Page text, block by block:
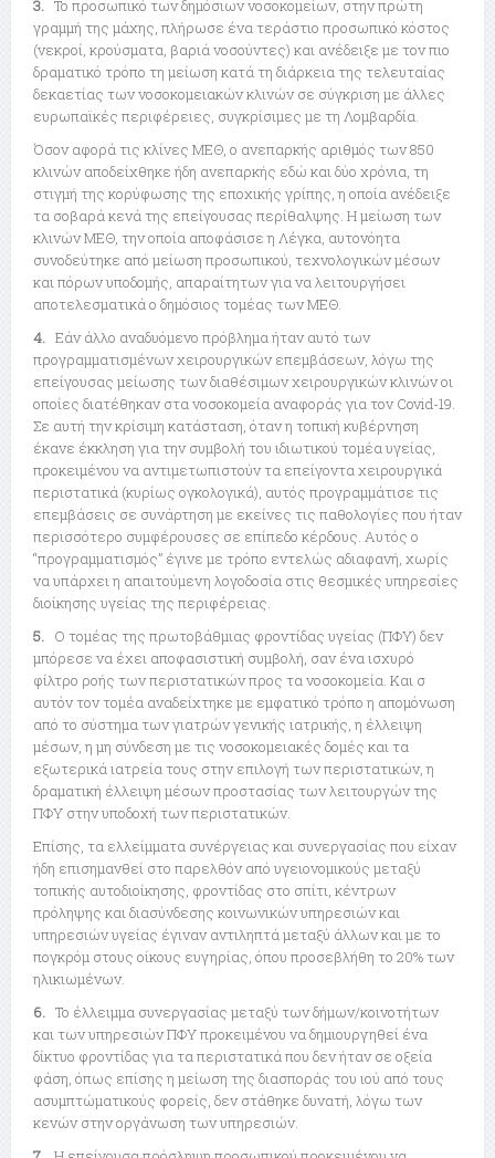
3. Το προσωπικό των δημόσιων νοσοκομείων, στην πρώτη
γραμμή της μάχης, πλήρωσε ένα τεράστιο προσωπικό κόστος
(νεκροί, κρούσματα, βαριά νοσούντες) και ανέδειξε με τον πιο
δραματικό τρόπο τη μείωση κατά τη διάρκεια της τελευταίας
δεκαετίας των νοσοκομειακών κλινών σε σύγκριση με άλλες
ευρωπαϊκές περιφέρειες, συγκρίσιμες με τη Λομβαρδία.
Όσον αφορά τις κλίνες ΜΕΘ, ο ανεπαρκής αριθμός των 850
κλινών αποδείχθηκε ήδη ανεπαρκής εδώ και δύο χρόνια, τη
στιγμή της κορύφωσης της εποχικής γρίπης, η οποία ανέδειξε
τα σοβαρά κενά της επείγουσας περίθαλψης. Η μείωση των
κλινών ΜΕΘ, την οποία αποφάσισε η Λέγκα, αυτονόητα
συνοδεύτηκε από μείωση προσωπικού, τεχνολογικών μέσων
και πόρων υποδομής, απαραίτητων για να λειτουργήσει
αποτελεσματικά ο δημόσιος τομέας των ΜΕΘ.
4. Εάν άλλο αναδυόμενο πρόβλημα ήταν αυτό των
προγραμματισμένων χειρουργικών επεμβάσεων, λόγω της
επείγουσας μείωσης των διαθέσιμων χειρουργικών κλινών οι
οποίες διατέθηκαν στα νοσοκομεία αναφοράς για τον Covid-19.
Σε αυτή την κρίσιμη κατάσταση, όταν η τοπική κυβέρνηση
έκανε έκκληση για την συμβολή του ιδιωτικού τομέα υγείας,
προκειμένου να αντιμετωπιστούν τα επείγοντα χειρουργικά
περιστατικά (κυρίως ογκολογικά), αυτός προγραμμάτισε τις
επεμβάσεις σε συνάρτηση με εκείνες τις παθολογίες που ήταν
περισσότερο συμφέρουσες σε επίπεδο κέρδους. Αυτός ο
“προγραμματισμός” έγινε με τρόπο εντελώς αδιαφανή, χωρίς
να υπάρχει η απαιτούμενη λογοδοσία στις θεσμικές υπηρεσίες
διοίκησης υγείας της περιφέρειας.
5. Ο τομέας της πρωτοβάθμιας φροντίδας υγείας (ΠΦΥ) δεν
μπόρεσε να έχει αποφασιστική συμβολή, σαν ένα ισχυρό
φίλτρο ροής των περιστατικών προς τα νοσοκομεία. Και σ
αυτόν τον τομέα αναδείχτηκε με εμφατικό τρόπο η απομόνωση
από το σύστημα των γιατρών γενικής ιατρικής, η έλλειψη
μέσων, η μη σύνδεση με τις νοσοκομειακές δομές και τα
εξωτερικά ιατρεία τους στην επιλογή των περιστατικών, η
δραματική έλλειψη μέσων προστασίας των λειτουργών της
ΠΦΥ στην υποδοχή των περιστατικών.
Επίσης, τα ελλείμματα συνέργειας και συνεργασίας που είχαν
ήδη επισημανθεί στο παρελθόν από υγειονομικούς μεταξύ
τοπικής αυτοδιοίκησης, φροντίδας στο σπίτι, κέντρων
πρόληψης και διασύνδεσης κοινωνικών υπηρεσιών και
υπηρεσιών υγείας έγιναν αντιληπτά μεταξύ άλλων και με το
πογκρόμ στους οίκους ευγηρίας, όπου προσεβλήθη το 20% των
ηλικιωμένων.
6. Το έλλειμμα συνεργασίας μεταξύ των δήμων/κοινοτήτων
και των υπηρεσιών ΠΦΥ προκειμένου να δημιουργηθεί ένα
δίκτυο φροντίδας για τα περιστατικά που δεν ήταν σε οξεία
φάση, όπως επίσης η μείωση της διασποράς του ιού από τους
ασυμπτώματικούς φορείς, δεν στάθηκε δυνατή, λόγω των
κενών στην οργάνωση των υπηρεσιών.